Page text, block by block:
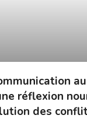
réflexion
des